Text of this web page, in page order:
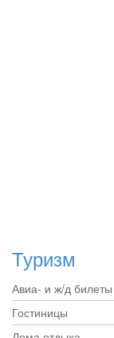
Туризм
Авиа- и ж/д билеты
Гостиницы